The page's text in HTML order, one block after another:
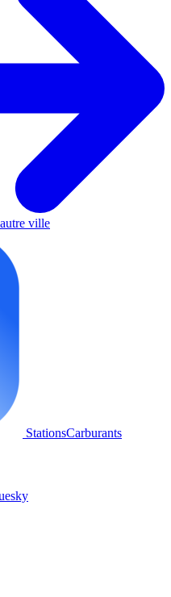
ville
StationsCarburants